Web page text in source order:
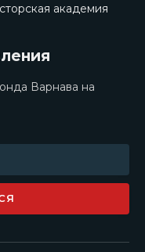
академия
Варнава на